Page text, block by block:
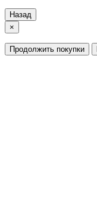
Назад
×
Продолжить покупки